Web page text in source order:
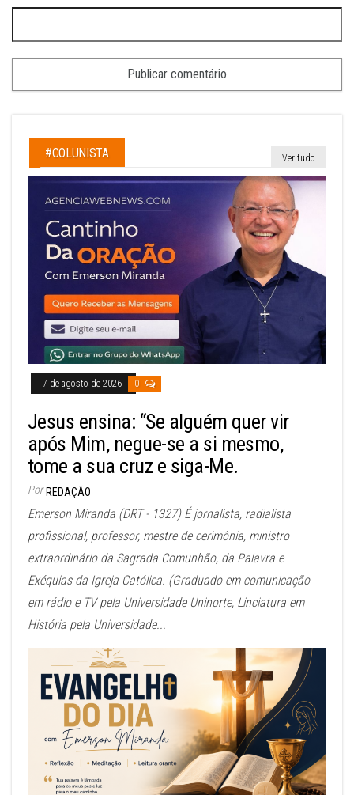
#COLUNISTA Ver tudo
7 de agosto de 2026 0
Jesus ensina: “Se alguém quer vir
após Mim, negue-se a si mesmo,
tome a sua cruz e siga-Me.
Por REDAÇÃO
Emerson Miranda (DRT - 1327) É jornalista, radialista
profissional, professor, mestre de cerimônia, ministro
extraordinário da Sagrada Comunhão, da Palavra e
Exéquias da Igreja Católica. (Graduado em comunicação
em rádio e TV pela Universidade Uninorte, Linciatura em
História pela Universidade...